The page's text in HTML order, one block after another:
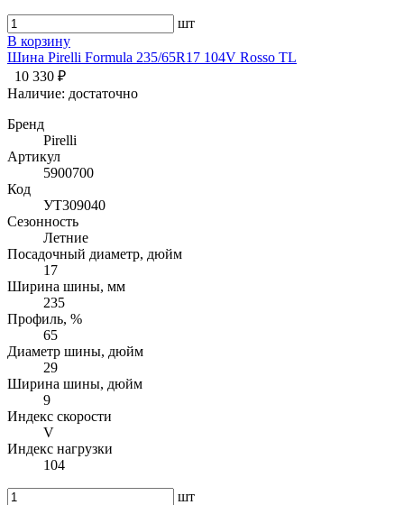
шт
В корзину
Шина Pirelli Formula 235/65R17 104V Rosso TL
10 330 ₽
Наличие: достаточно
Бренд
Pirelli
Артикул
5900700
Код
УТ309040
Сезонность
Летние
Посадочный диаметр, дюйм
17
Ширина шины, мм
235
Профиль, %
65
Диаметр шины, дюйм
29
Ширина шины, дюйм
9
Индекс скорости
V
Индекс нагрузки
104
шт